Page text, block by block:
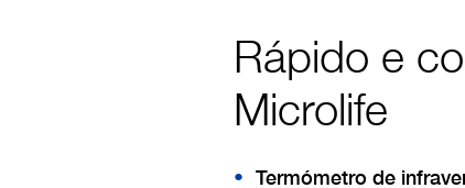
Rápido e
Microlife
Termómetro de